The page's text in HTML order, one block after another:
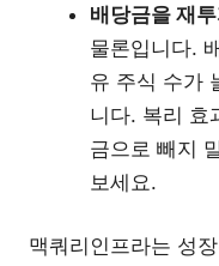
배당금을 재
물론입니다.
유 주식 수가
니다. 복리 효
금으로 빼지
보세요.
맥쿼리인프라는 성